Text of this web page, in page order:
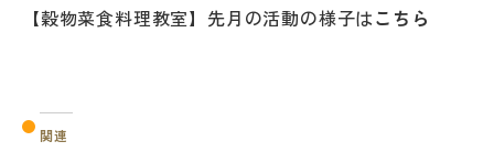
【穀物菜食料理教室】先月の活動の様子はこちら
関連